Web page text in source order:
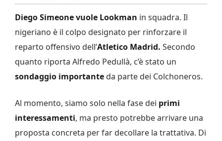
Diego Simeone vuole Lookman in squadra. Il
nigeriano è il colpo designato per rinforzare il
reparto offensivo dell’Atletico Madrid. Secondo
quanto riporta Alfredo Pedullà, c’è stato un
sondaggio importante da parte dei Colchoneros.
Al momento, siamo solo nella fase dei primi
interessamenti, ma presto potrebbe arrivare una
proposta concreta per far decollare la trattativa. Di